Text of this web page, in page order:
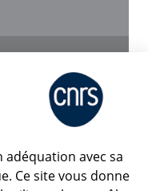
adéquation avec sa
Ce site vous donne